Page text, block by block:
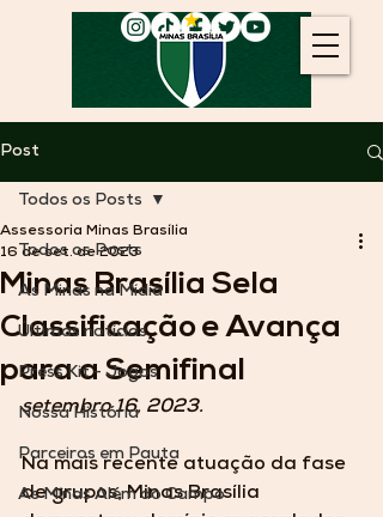
Post
Todos os Posts
As Minas na Mídia
Últimas notícias
Press Kit - Jogos
Nossa História
Parceiros em Pauta
As Minas Além do Campo
Todos os Posts
Minas Brasília Sela
Classificação e Avança
para a Semifinal
Assessoria Minas Brasília
16 de set. de 2023
setembro 16, 2023.
Na mais recente atuação da fase
de grupos, Minas Brasília